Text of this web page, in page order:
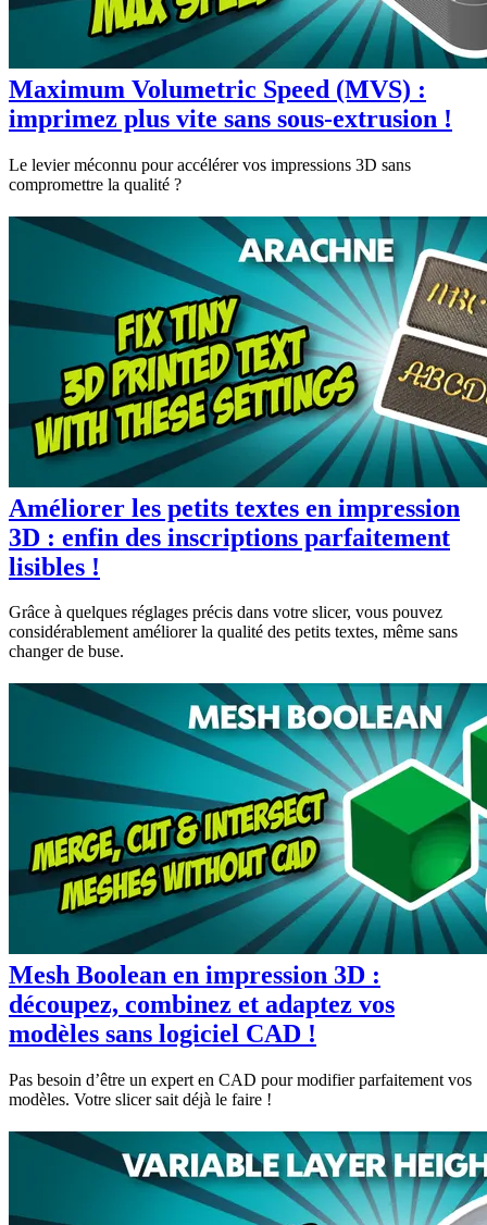
Maximum Volumetric Speed (MVS) :
imprimez plus vite sans sous-extrusion !
Le levier méconnu pour accélérer vos impressions 3D sans
compromettre la qualité ?
Améliorer les petits textes en impression
3D : enfin des inscriptions parfaitement
lisibles !
Grâce à quelques réglages précis dans votre slicer, vous pouvez
considérablement améliorer la qualité des petits textes, même sans
changer de buse.
Mesh Boolean en impression 3D :
découpez, combinez et adaptez vos
modèles sans logiciel CAD !
Pas besoin d’être un expert en CAD pour modifier parfaitement vos
modèles. Votre slicer sait déjà le faire !